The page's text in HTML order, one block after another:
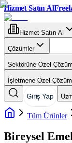
Hizmet Satın Al
Hizmet Satın Al
Çözümler
Sektörüne Özel
İşletmene Özel
Giriş Yap
Tüm Ürünler
Bireysel